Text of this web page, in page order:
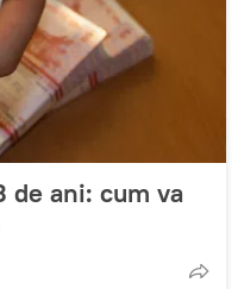
de ani: cum va